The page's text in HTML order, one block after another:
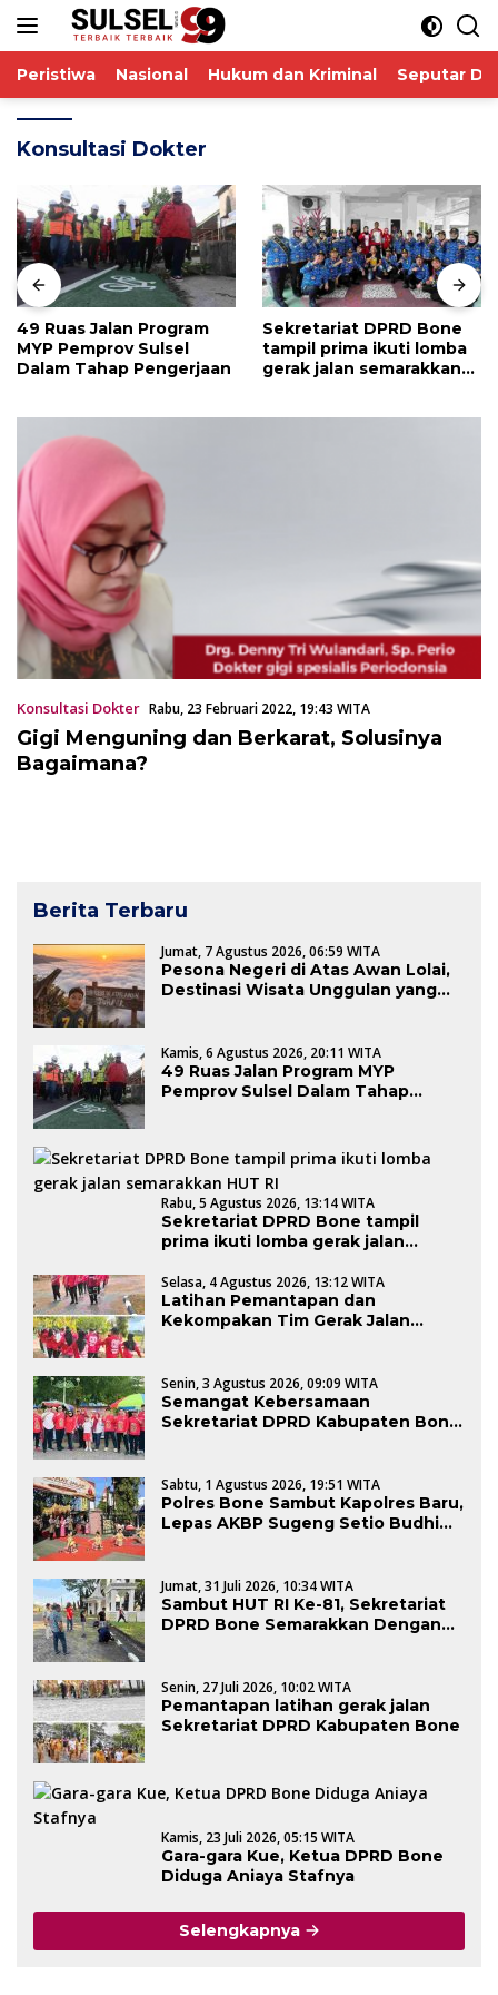
Langsung
Peristiwa Nasional Hukum dan Kriminal Seputar
Konsultasi Dokter
49 Ruas Jalan Program
MYP Pemprov Sulsel
Dalam Tahap Pengerjaan
Sekretariat DPRD Bone
tampil prima ikuti lomba
gerak jalan semarakkan
Konsultasi Dokter Rabu, 23 Februari 2022, 19:43 WITA
Gigi Menguning dan Berkarat, Solusinya
Bagaimana?
Berita Terbaru
Jumat, 7 Agustus 2026, 06:59 WITA
Pesona Negeri di Atas Awan Lolai,
Destinasi Wisata Unggulan yang
Kamis, 6 Agustus 2026, 20:11 WITA
49 Ruas Jalan Program MYP
Pemprov Sulsel Dalam Tahap
Rabu, 5 Agustus 2026, 13:14 WITA
Sekretariat DPRD Bone tampil
prima ikuti lomba gerak jalan
Selasa, 4 Agustus 2026, 13:12 WITA
Latihan Pemantapan dan
Kekompakan Tim Gerak Jalan
Senin, 3 Agustus 2026, 09:09 WITA
Semangat Kebersamaan
Sekretariat DPRD Kabupaten Bone
Sabtu, 1 Agustus 2026, 19:51 WITA
Polres Bone Sambut Kapolres Baru,
Lepas AKBP Sugeng Setio Budhi
Jumat, 31 Juli 2026, 10:34 WITA
Sambut HUT RI Ke-81, Sekretariat
DPRD Bone Semarakkan Dengan
Senin, 27 Juli 2026, 10:02 WITA
Pemantapan latihan gerak jalan
Sekretariat DPRD Kabupaten Bone
Kamis, 23 Juli 2026, 05:15 WITA
Gara-gara Kue, Ketua DPRD Bone
Diduga Aniaya Stafnya
Selengkapnya